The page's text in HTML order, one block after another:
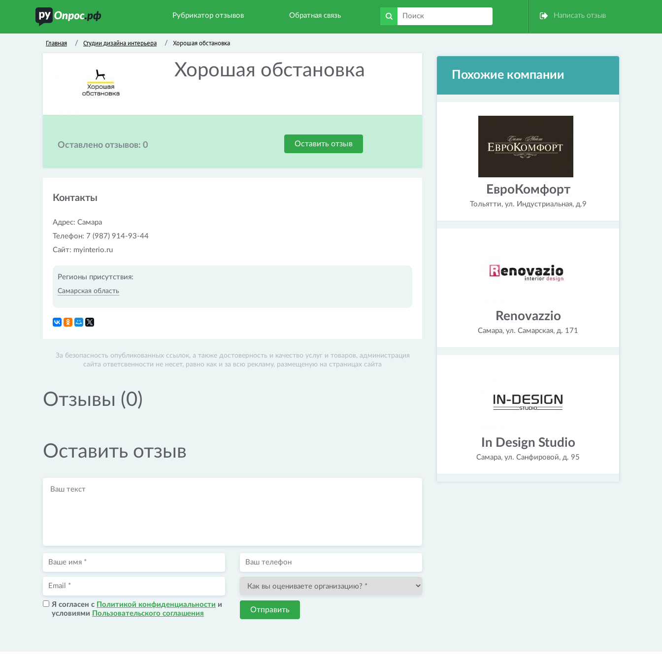
Рубрикатор отзывов Обратная связь Написать отзыв
Главная / Студии дизайна интерьера / Хорошая обстановка
Хорошая обстановка
Оставлено отзывов: 0 Оставить отзыв
Контакты
Адрес: Самара
Телефон: 7 (987) 914-93-44
Сайт: myinterio.ru
Регионы присутствия:
Самарская область
За безопасность опубликованных ссылок, а также достоверность и качество услуг и товаров, администрация
сайта ответсвенности не несет, равно как и за всю рекламу, размещеную на страницах сайта
Отзывы (0)
Оставить отзыв
Я согласен с Политикой конфиденциальности и
условиями Пользовательского соглашения Отправить
Похожие компании
ЕвроКомфорт
Тольятти, ул. Индустриальная, д.9
Renovazzio
Самара, ул. Самарская, д. 171
In Design Studio
Самара, ул. Санфировой, д. 95